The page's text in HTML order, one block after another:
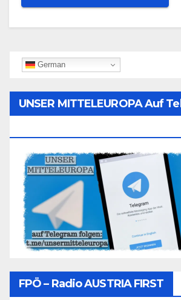
German
UNSER MITTELEUROPA Auf
FPÖ – Radio AUSTRIA FIRST